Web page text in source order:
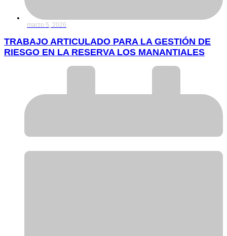
marzo 5, 2026
TRABAJO ARTICULADO PARA LA GESTIÓN DE
RIESGO EN LA RESERVA LOS MANANTIALES